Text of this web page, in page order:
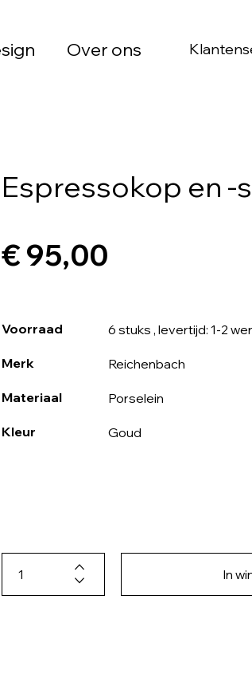
Over ons
Espressokop en -
€ 95,00
Voorraad 6 stuks , levertijd: 1-2
Merk Reichenbach
Materiaal Porselein
Kleur Goud
In